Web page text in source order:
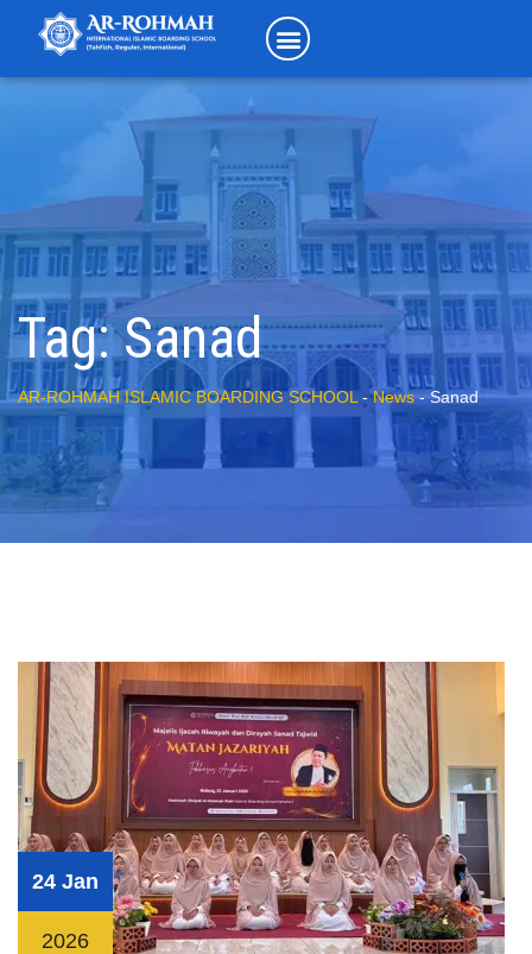
Tag:Sanad
AR-ROHMAH ISLAMIC BOARDING SCHOOL-News-Sanad
24 Jan
2026